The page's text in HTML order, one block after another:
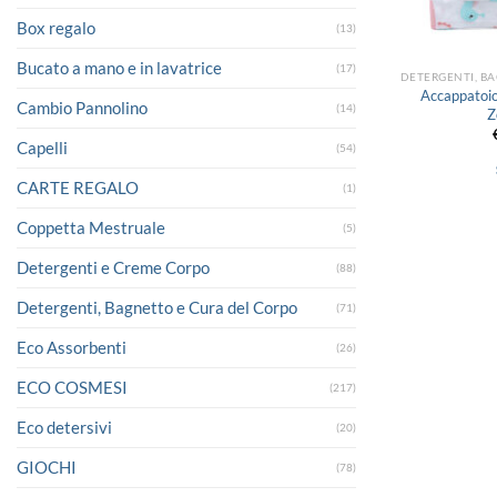
Box regalo (13)
Bucato a mano e in lavatrice (17)
Cambio Pannolino (14)
Capelli (54)
CARTE REGALO (1)
Coppetta Mestruale (5)
Detergenti e Creme Corpo (88)
Detergenti, Bagnetto e Cura del Corpo (71)
Eco Assorbenti (26)
ECO COSMESI (217)
Eco detersivi (20)
GIOCHI (78)